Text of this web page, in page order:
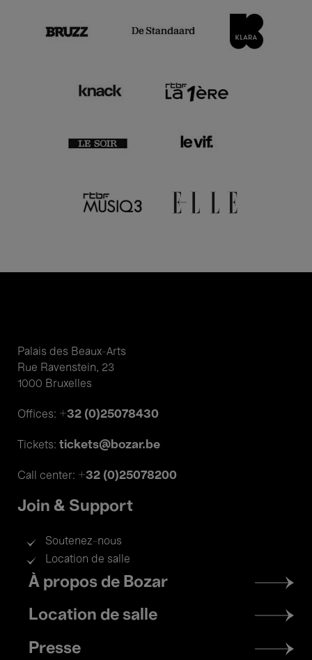
Palais des Beaux-Arts
Rue Ravenstein, 23
1000 Bruxelles
Offices: +32 (0)25078430
Tickets: tickets@bozar.be
Call center: +32 (0)25078200
Join & Support
Soutenez-nous
Location de salle
Footer
menu
À propos de Bozar
Location de salle
Presse